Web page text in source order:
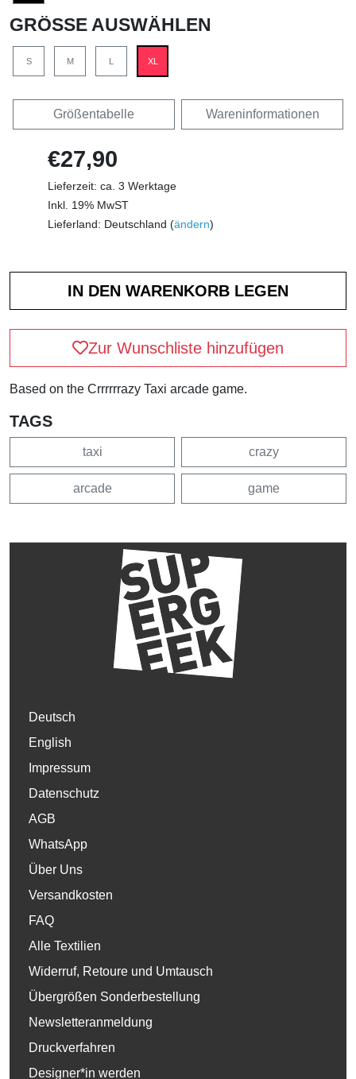
GRÖSSE AUSWÄHLEN
S M L XL
Größentabelle Wareninformationen
€27,90
Lieferzeit: ca. 3 Werktage
Inkl. 19% MwST
Lieferland: Deutschland (ändern)
Zur Wunschliste hinzufügen
Based on the Crrrrrrazy Taxi arcade game.
TAGS
taxi crazy
arcade game
Deutsch
English
Impressum
Datenschutz
AGB
WhatsApp
Über Uns
Versandkosten
FAQ
Alle Textilien
Widerruf, Retoure und Umtausch
Übergrößen Sonderbestellung
Newsletteranmeldung
Druckverfahren
Designer*in werden